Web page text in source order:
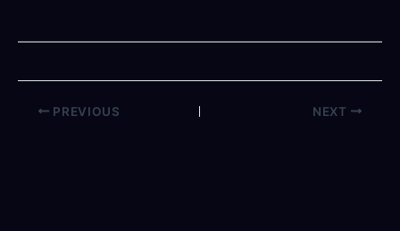
PREVIOUS NEXT